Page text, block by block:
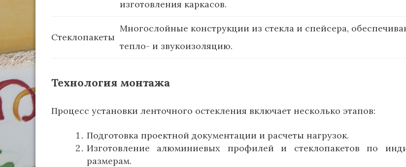
изготовления каркасов.
Стеклопакеты
Многослойные конструкции из стекла и спейсера,
тепло- и звукоизоляцию.
Технология монтажа
Процесс установки ленточного остекления включает несколько этапов:
Подготовка проектной документации и расчеты нагрузок.
Изготовление алюминиевых профилей и стеклопакетов по
размерам.